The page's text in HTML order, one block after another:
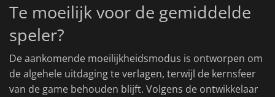
Te moeilijk voor de gemiddelde
speler?
De aankomende moeilijkheidsmodus is ontworpen om
de algehele uitdaging te verlagen, terwijl de kernsfeer
van de game behouden blijft. Volgens de ontwikkelaar